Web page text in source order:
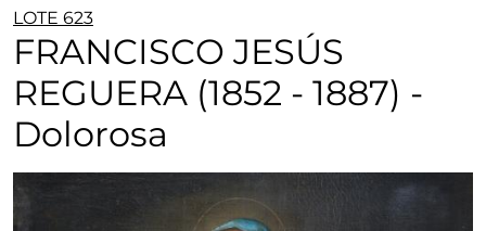
LOTE 623
FRANCISCO JESÚS
REGUERA (1852 - 1887) -
Dolorosa